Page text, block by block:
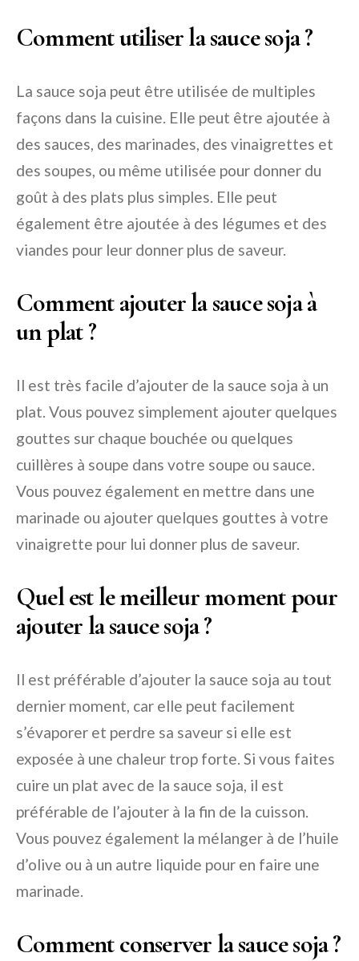
Comment utiliser la sauce soja ?
La sauce soja peut être utilisée de multiples
façons dans la cuisine. Elle peut être ajoutée à
des sauces, des marinades, des vinaigrettes et
des soupes, ou même utilisée pour donner du
goût à des plats plus simples. Elle peut
également être ajoutée à des légumes et des
viandes pour leur donner plus de saveur.
Comment ajouter la sauce soja à
un plat ?
Il est très facile d’ajouter de la sauce soja à un
plat. Vous pouvez simplement ajouter quelques
gouttes sur chaque bouchée ou quelques
cuillères à soupe dans votre soupe ou sauce.
Vous pouvez également en mettre dans une
marinade ou ajouter quelques gouttes à votre
vinaigrette pour lui donner plus de saveur.
Quel est le meilleur moment pour
ajouter la sauce soja ?
Il est préférable d’ajouter la sauce soja au tout
dernier moment, car elle peut facilement
s’évaporer et perdre sa saveur si elle est
exposée à une chaleur trop forte. Si vous faites
cuire un plat avec de la sauce soja, il est
préférable de l’ajouter à la fin de la cuisson.
Vous pouvez également la mélanger à de l’huile
d’olive ou à un autre liquide pour en faire une
marinade.
Comment conserver la sauce soja ?